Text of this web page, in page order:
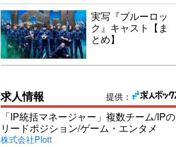
実写『ブルーロッ
ク』キャスト【ま
とめ】
提供：
求人情報
「IP統括マネージャー」複数チーム/IPの
リードポジション/ゲーム・エンタメ
株式会社Plott